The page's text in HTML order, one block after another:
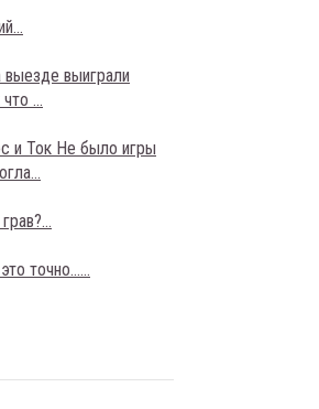
выезде выиграли
...
и Ток Не было игры
точно......